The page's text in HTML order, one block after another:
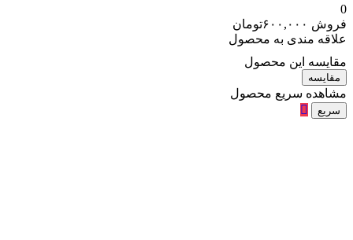
0
فروش ۶۰۰,۰۰۰تومان
علاقه مندی به محصول
مقایسه این محصول
مقایسه
مشاهده سریع محصول
سریع